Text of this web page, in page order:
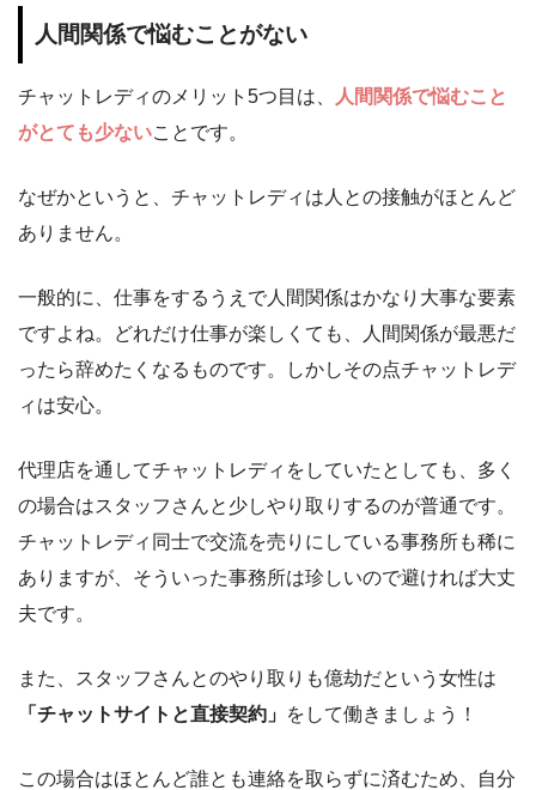
人間関係で悩むことがない
チャットレディのメリット5つ目は、
人間関係で悩むこと
がとても少ないことです。
なぜかというと、チャットレディは人との接触がほとんど
ありません。
一般的に、仕事をするうえで人間関係はかなり大事な要素
ですよね。どれだけ仕事が楽しくても、人間関係が最悪だ
ったら辞めたくなるものです。しかしその点チャットレデ
ィは安心。
代理店を通してチャットレディをしていたとしても、多く
の場合はスタッフさんと少しやり取りするのが普通です。
チャットレディ同士で交流を売りにしている事務所も稀に
ありますが、そういった事務所は珍しいので避ければ大丈
夫です。
また、スタッフさんとのやり取りも億劫だという女性は
「チャットサイトと直接契約」 をして働きましょう！
この場合はほとんど誰とも連絡を取らずに済むため、自分